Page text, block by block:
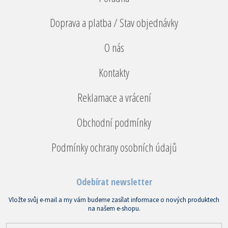
Doprava a platba / Stav objednávky
O nás
Kontakty
Reklamace a vrácení
Obchodní podmínky
Podmínky ochrany osobních údajů
Odebírat newsletter
Vložte svůj e-mail a my vám budeme zasílat informace o nových produktech
na našem e-shopu.